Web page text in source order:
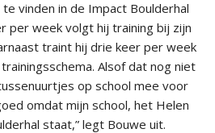
vinden in de Impact Boulderhal
per week volgt hij training bij zijn
traint hij drie keer per week
Alsof dat nog niet
op school mee voor
omdat mijn school, het Helen
staat,” legt Bouwe uit.